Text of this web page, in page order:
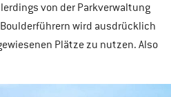
von der Parkverwaltung
wird ausdrücklich
Plätze zu nutzen. Also